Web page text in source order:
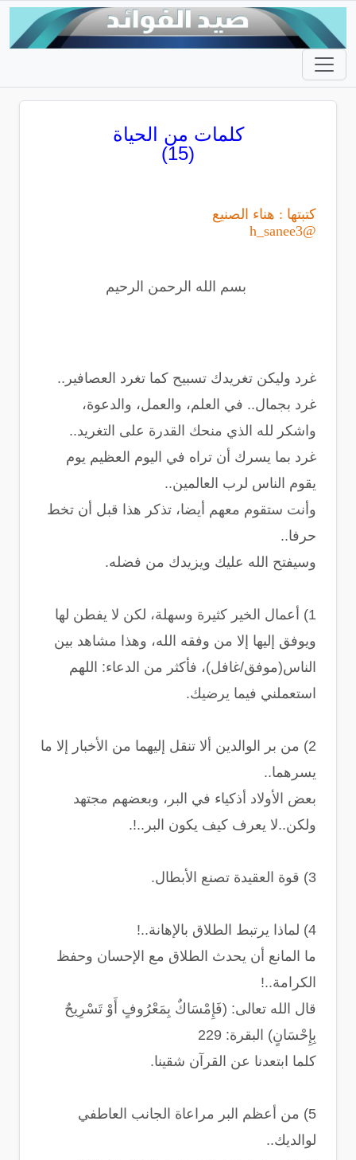
كلمات من الحياة
(15)
كتبتها : هناء الصنيع
@h_sanee3
بسم الله الرحمن الرحيم
غرد وليكن تغريدك تسبيح كما تغرد العصافير..
غرد بجمال.. في العلم، والعمل، والدعوة،
واشكر لله الذي منحك القدرة على التغريد..
غرد بما يسرك أن تراه في اليوم العظيم يوم
يقوم الناس لرب العالمين..
وأنت ستقوم معهم أيضا، تذكر هذا قبل أن تخط
حرفا..
وسيفتح الله عليك ويزيدك من فضله.
1) أعمال الخير كثيرة وسهلة، لكن لا يفطن لها
ويوفق إليها إلا من وفقه الله، وهذا مشاهد بين
الناس(موفق/غافل)، فأكثر من الدعاء: اللهم
استعملني فيما يرضيك.
2) من بر الوالدين ألا تنقل إليهما من اﻷخبار إلا ما
يسرهما..
بعض اﻷولاد أذكياء في البر، وبعضهم مجتهد
ولكن..لا يعرف كيف يكون البر..!.
3) قوة العقيدة تصنع الأبطال.
4) لماذا يرتبط الطلاق باﻹهانة..!
ما المانع أن يحدث الطلاق مع اﻹحسان وحفظ
الكرامة..!
قال الله تعالى: (فَإِمْسَاكٌ بِمَعْرُوفٍ أَوْ تَسْرِيحٌ
بِإِحْسَانٍ) البقرة: 229
كلما ابتعدنا عن القرآن شقينا.
5) من أعظم البر مراعاة الجانب العاطفي
لوالديك..